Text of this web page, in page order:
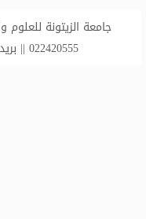
جامعة الزيتونة
022420555 || بريد الكتروني :-